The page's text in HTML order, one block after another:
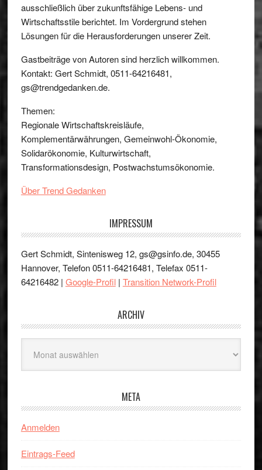
ausschließlich über zukunftsfähige Lebens- und
Wirtschaftsstile berichtet. Im Vordergrund stehen
Lösungen für die Herausforderungen unserer Zeit.
Gastbeiträge von Autoren sind herzlich willkommen.
Kontakt: Gert Schmidt, 0511-64216481,
gs@trendgedanken.de.
Themen:
Regionale Wirtschaftskreisläufe,
Komplementärwährungen, Gemeinwohl-Ökonomie,
Solidarökonomie, Kulturwirtschaft,
Transformationsdesign, Postwachstumsökonomie.
Über Trend Gedanken
IMPRESSUM
Gert Schmidt, Sintenisweg 12, gs@gsinfo.de, 30455
Hannover, Telefon 0511-64216481, Telefax 0511-
64216482 | Google-Profil| Transition Network-Profil
ARCHIV
META
Anmelden
Eintrags-Feed